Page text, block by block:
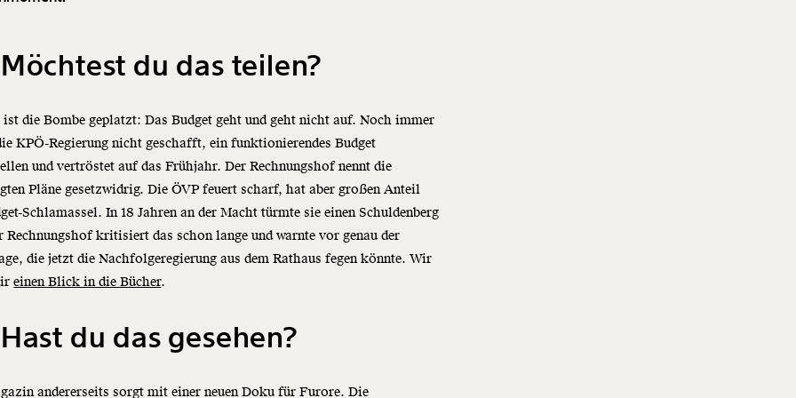
du das teilen?
ist die Bombe geplatzt: Das Budget geht und geht nicht auf. Noch immer
KPÖ-Regierung nicht geschafft, ein funktionierendes Budget
und vertröstet auf das Frühjahr. Der Rechnungshof nennt die
Pläne gesetzwidrig. Die ÖVP feuert scharf, hat aber großen Anteil
Schlamassel. In 18 Jahren an der Macht türmte sie einen Schuldenberg
Rechnungshof kritisiert das schon lange und warnte vor genau der
die jetzt die Nachfolgeregierung aus dem Rathaus fegen könnte. Wir
einen Blick in die Bücher.
du das gesehen?
andererseits sorgt mit einer neuen Doku für Furore. Die